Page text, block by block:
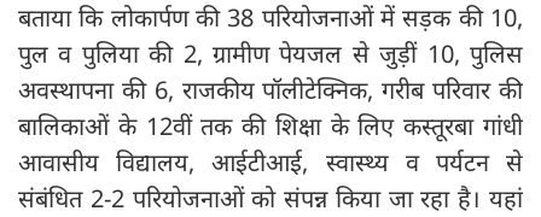
बताया कि लोकार्पण की 38 परियोजनाओं में सड़क की 10,
पुल व पुलिया की 2, ग्रामीण पेयजल से जुड़ीं 10, पुलिस
अवस्थापना की 6, राजकीय पॉलीटेक्निक, गरीब परिवार की
बालिकाओं के 12वीं तक की शिक्षा के लिए कस्तूरबा गांधी
आवासीय विद्यालय, आईटीआई, स्वास्थ्य व पर्यटन से
संबंधित 2-2 परियोजनाओं को संपन्न किया जा रहा है। यहां